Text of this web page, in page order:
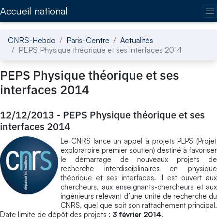
Accueil national
CNRS-Hebdo Paris-Centre
Actualités
PEPS Physique théorique et ses interfaces 2014
PEPS Physique théorique et ses
interfaces 2014
12/12/2013 - PEPS Physique théorique et ses
interfaces 2014
Le CNRS lance un appel à projets PEPS (Projet
exploratoire premier soutien) destiné à favoriser
le démarrage de nouveaux projets de
recherche interdisciplinaires en physique
théorique et ses interfaces. Il est ouvert aux
chercheurs, aux enseignants-chercheurs et aux
ingénieurs relevant d’une unité de recherche du
CNRS, quel que soit son rattachement principal.
Date limite de dépôt des projets : 3 février 2014.